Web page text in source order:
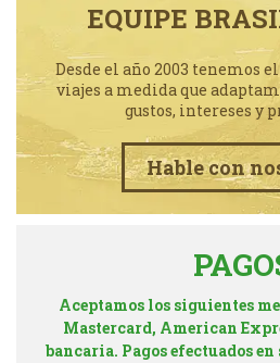
EQUIPE
Desde el año 2003 tenemos
viajes a medida que
gustos, intereses y
Hable con
Aceptamos los siguientes
Mastercard, American
bancaria. Pagos efectuados en